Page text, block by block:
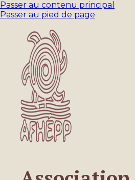
Passer au contenu principal
Passer au pied de page